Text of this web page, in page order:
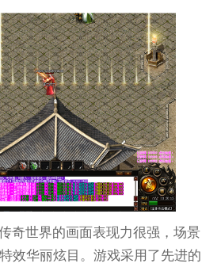
奇世界的画面表现力很强，场景
效华丽炫目。游戏采用了先进的